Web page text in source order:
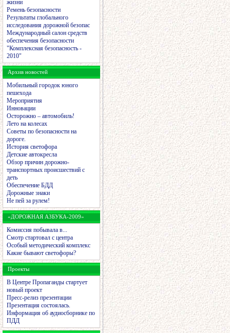
жизни
Ремень безопасности
Результаты глобального
исследования дорожной безопас
Международный салон средств
обеспечения безопасности
"Комплексная безопасность -
2010"
Архив новостей
Мобильный городок юного
пешехода
Мероприятия
Инновации
Осторожно – автомобиль!
Лето на колесах
Советы по безопасности на
дороге.
История светофора
Детские автокресла
Обзор причин дорожно-
транспортных происшествий с
деть
Обеспечение БДД
Дорожные знаки
Не пей за рулем!
«ДОРОЖНАЯ АЗБУКА-2009»
Комиссия побывала в...
Смотр стартовал с центра
Особый методический комплекс
Какие бывают светофоры?
Проекты
В Центре Пропаганды стартует
новый проект
Пресс-релиз презентации
Презентация состоялась.
Информация об аудиосборнике по
ПДД